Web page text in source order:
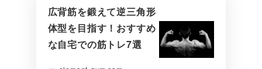
広背筋を鍛えて逆三角形
体型を目指す！おすすめ
な自宅での筋トレ7選